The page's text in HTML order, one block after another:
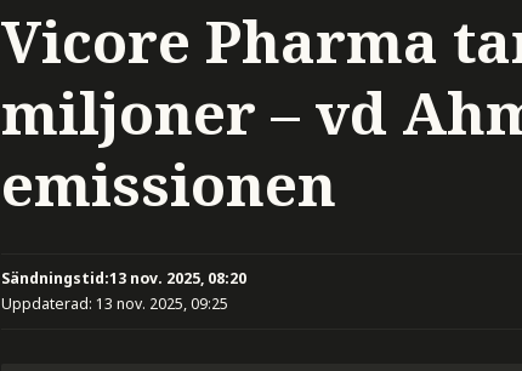
Vicore Pharma
miljoner – vd
emissionen
Sändningstid:13 nov. 2025, 08:20
Uppdaterad: 13 nov. 2025, 09:25